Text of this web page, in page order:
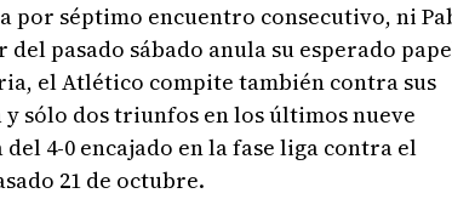
por séptimo encuentro consecutivo, ni
pasado sábado anula su esperado
el Atlético compite también contra sus
y sólo dos triunfos en los últimos nueve
4-0 encajado en la fase liga contra el
21 de octubre.